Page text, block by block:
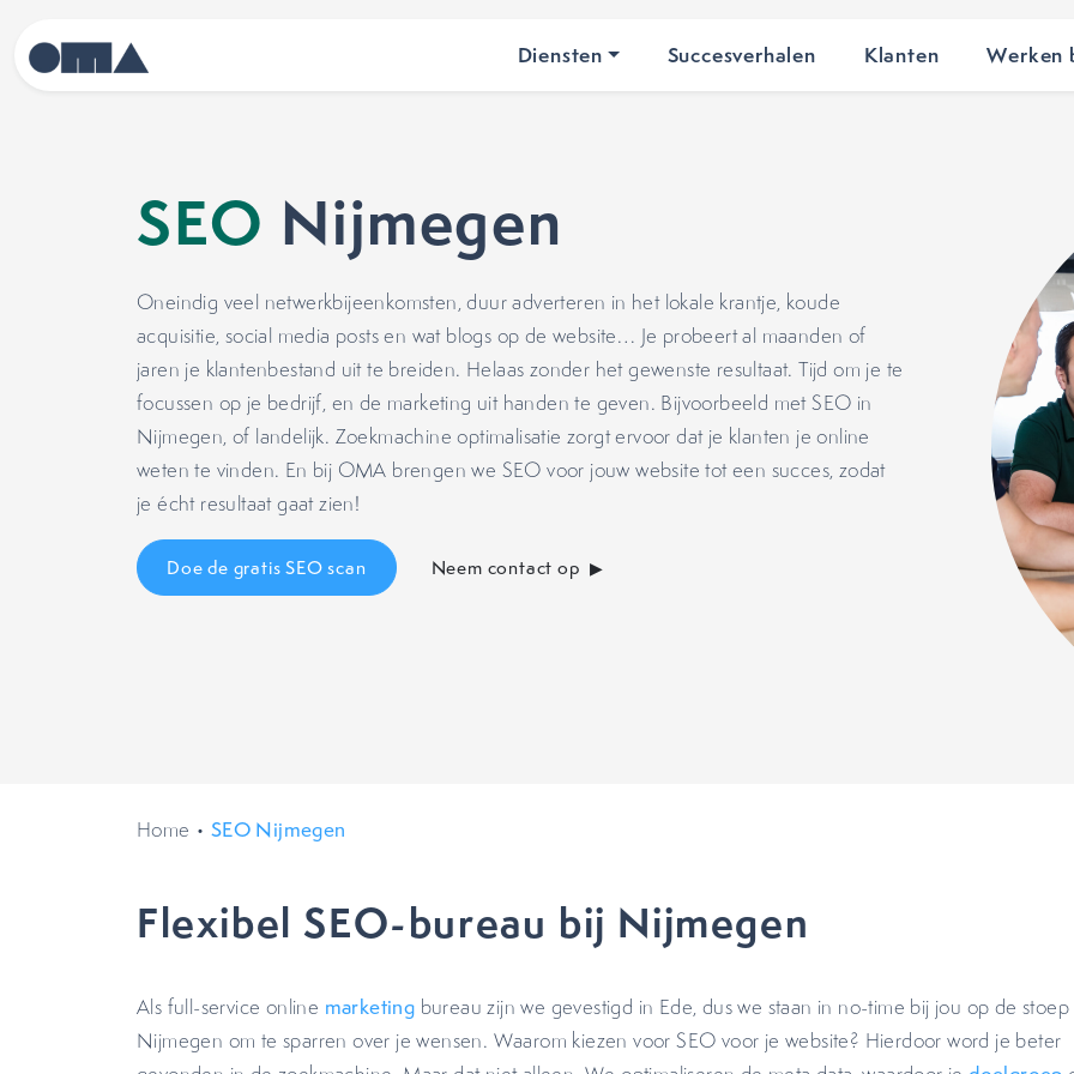
Diensten Succesverhalen Klanten Werken
SEO Nijmegen
Oneindig veel netwerkbijeenkomsten, duur adverteren in het lokale krantje, koude
acquisitie, social media posts en wat blogs op de website… Je probeert al maanden of
jaren je klantenbestand uit te breiden. Helaas zonder het gewenste resultaat. Tijd om je te
focussen op je bedrijf, en de marketing uit handen te geven. Bijvoorbeeld met SEO in
Nijmegen, of landelijk. Zoekmachine optimalisatie zorgt ervoor dat je klanten je online
weten te vinden. En bij OMA brengen we SEO voor jouw website tot een succes, zodat
je écht resultaat gaat zien!
Doe de gratis SEO scan Neem contact op
Home • SEO Nijmegen
Flexibel SEO-bureau bij Nijmegen
Als full-service online marketing bureau zijn we gevestigd in Ede, dus we staan in no-time bij jou op de
Nijmegen om te sparren over je wensen. Waarom kiezen voor SEO voor je website? Hierdoor word je beter